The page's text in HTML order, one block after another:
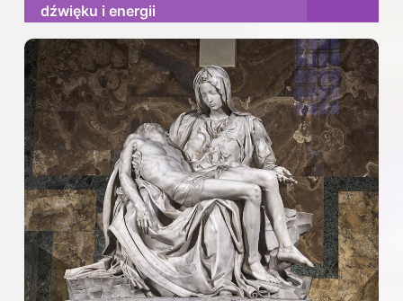
dźwięku i energii